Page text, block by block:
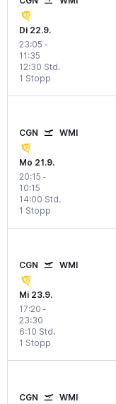
Di 22.9.
23:05 -
11:35
1 Stopp
12:30 Std.
CGN WMI
Mo 21.9.
20:15 -
10:15
1 Stopp
14:00 Std.
CGN WMI
Mi 23.9.
17:20 -
23:30
1 Stopp
6:10 Std.
CGN WMI